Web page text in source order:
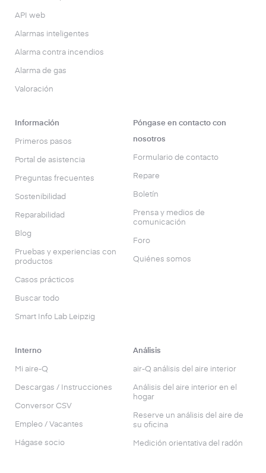
API web
Alarmas inteligentes
Alarma contra incendios
Alarma de gas
Valoración
Información
Primeros pasos
Portal de asistencia
Preguntas frecuentes
Sostenibilidad
Reparabilidad
Blog
Pruebas y experiencias con
productos
Casos prácticos
Buscar todo
Smart Info Lab Leipzig
Póngase en contacto con
nosotros
Formulario de contacto
Repare
Boletín
Prensa y medios de
comunicación
Foro
Quiénes somos
Interno
Mi aire-Q
Descargas / Instrucciones
Conversor CSV
Empleo / Vacantes
Hágase socio
Análisis
air-Q análisis del aire interior
Análisis del aire interior en el
hogar
Reserve un análisis del aire de
su oficina
Medición orientativa del radón